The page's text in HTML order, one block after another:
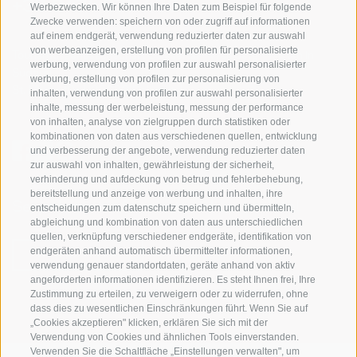
Werbezwecken. Wir können Ihre Daten zum Beispiel für folgende
Zwecke verwenden: speichern von oder zugriff auf informationen
auf einem endgerät, verwendung reduzierter daten zur auswahl
von werbeanzeigen, erstellung von profilen für personalisierte
werbung, verwendung von profilen zur auswahl personalisierter
werbung, erstellung von profilen zur personalisierung von
inhalten, verwendung von profilen zur auswahl personalisierter
inhalte, messung der werbeleistung, messung der performance
von inhalten, analyse von zielgruppen durch statistiken oder
kombinationen von daten aus verschiedenen quellen, entwicklung
und verbesserung der angebote, verwendung reduzierter daten
zur auswahl von inhalten, gewährleistung der sicherheit,
verhinderung und aufdeckung von betrug und fehlerbehebung,
bereitstellung und anzeige von werbung und inhalten, ihre
entscheidungen zum datenschutz speichern und übermitteln,
abgleichung und kombination von daten aus unterschiedlichen
quellen, verknüpfung verschiedener endgeräte, identifikation von
endgeräten anhand automatisch übermittelter informationen,
verwendung genauer standortdaten, geräte anhand von aktiv
angeforderten informationen identifizieren. Es steht Ihnen frei, Ihre
Zustimmung zu erteilen, zu verweigern oder zu widerrufen, ohne
dass dies zu wesentlichen Einschränkungen führt. Wenn Sie auf
„Cookies akzeptieren" klicken, erklären Sie sich mit der
Verwendung von Cookies und ähnlichen Tools einverstanden.
Verwenden Sie die Schaltfläche „Einstellungen verwalten", um
+39 0474 978 436
Tourismusgenossenschaft Gsiesertal - Welsberg - Taisten in
Südtirol
St. Martin 10a I-39030 Gsiesertal
Sei jederzeit informiert und up to date!
NEWSLETTER